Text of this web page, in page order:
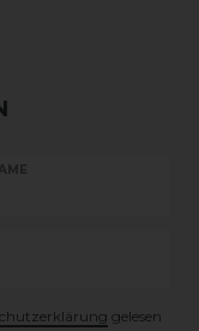
gelesen